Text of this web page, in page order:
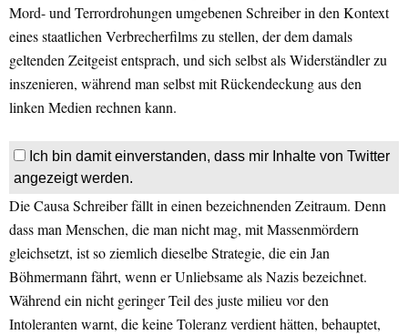
Mord- und Terrordrohungen umgebenen Schreiber in den Kontext
eines staatlichen Verbrecherfilms zu stellen, der dem damals
geltenden Zeitgeist entsprach, und sich selbst als Widerständler zu
inszenieren, während man selbst mit Rückendeckung aus den
linken Medien rechnen kann.
Ich bin damit einverstanden, dass mir Inhalte von Twitter
angezeigt werden.
Die Causa Schreiber fällt in einen bezeichnenden Zeitraum. Denn
dass man Menschen, die man nicht mag, mit Massenmördern
gleichsetzt, ist so ziemlich dieselbe Strategie, die ein Jan
Böhmermann fährt, wenn er Unliebsame als Nazis bezeichnet.
Während ein nicht geringer Teil des juste milieu vor den
Intoleranten warnt, die keine Toleranz verdient hätten, behauptet,